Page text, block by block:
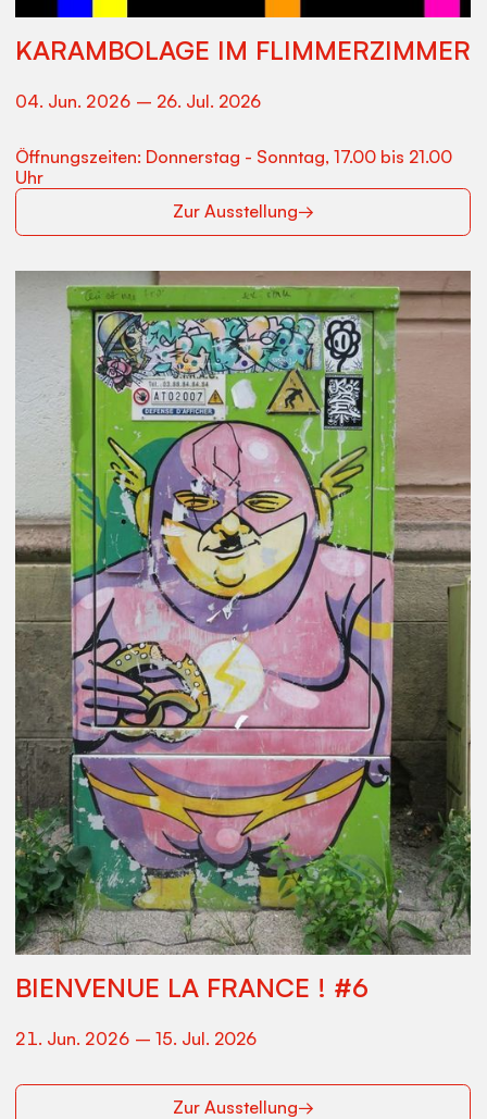
KARAMBOLAGE IM FLIMMERZIMMER
04. Jun. 2026 – 26. Jul. 2026
Öffnungszeiten: Donnerstag - Sonntag, 17.00 bis 21.00
Uhr
Zur Ausstellung→
BIENVENUE LA FRANCE ! #6
21. Jun. 2026 – 15. Jul. 2026
Zur Ausstellung→